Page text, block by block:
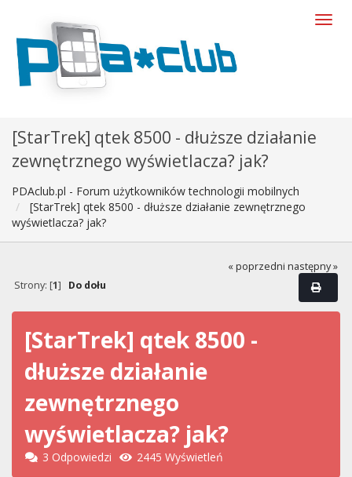
[StarTrek] qtek 8500 - dłuższe działanie
zewnętrznego wyświetlacza? jak?
PDAclub.pl - Forum użytkowników technologii mobilnych
[StarTrek] qtek 8500 - dłuższe działanie zewnętrznego
wyświetlacza? jak?
« poprzedni następny »
Strony: [1] Do dołu
[StarTrek] qtek 8500 -
dłuższe działanie
zewnętrznego
wyświetlacza? jak?
3 Odpowiedzi 2445 Wyświetleń